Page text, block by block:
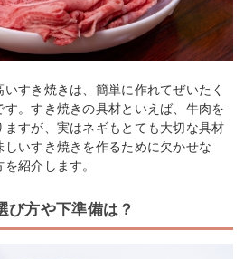
すき焼きは、簡単に作れてぜいたく
。すき焼きの具材といえば、牛肉を
すが、実はネギもとても大切な具材
いすき焼きを作るために欠かせな
紹介します。
び方や下準備は？